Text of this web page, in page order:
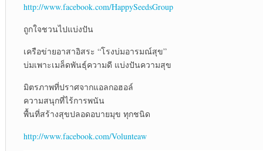
http://www.facebook.com/HappySeedsGroup
ถูกใจชวนไปแบ่งปัน
เครือข่ายอาสาอิสระ “โรงบ่มอารมณ์สุข”
บ่มเพาะเมล็ดพันธุ์ความดี แบ่งปันความสุข
มิตรภาพที่ปราศจากแอลกอฮอล์
ความสนุกที่ไร้การพนัน
พื้นที่สร้างสุขปลอดอบายมุข ทุกชนิด
http://www.facebook.com/Volunteaw